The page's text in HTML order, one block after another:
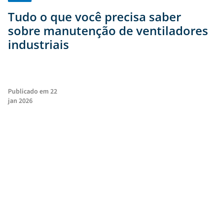
Tudo o que você precisa saber
sobre manutenção de ventiladores
industriais
Publicado em 22
jan 2026